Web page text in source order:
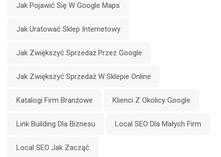
Jak Pojawić Się W Google Maps
Jak Uratować Sklep Internetowy
Jak Zwiększyć Sprzedaż Przez Google
Jak Zwiększyć Sprzedaż W Sklepie Online
Katalogi Firm Branżowe Klienci Z Okolicy Google
Link Building Dla Biznesu Local SEO Dla Małych Firm
Local SEO Jak Zacząć